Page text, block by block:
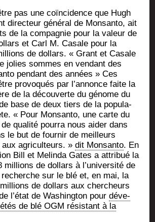
pas une coïn­ci­dence que Hugh
direc­teur géné­ral de Mon­san­to, ait
de la com­pa­gnie pour la valeur de
et Carl M. Casale pour la
de dol­lars. « Grant et Casale
jolies sommes en ven­dant des
pen­dant des années » Ces
pro­vo­qués par l’annonce faite la
de la décou­verte du génome du
base de deux tiers de la popu­la­
« Pour Mon­san­to, une carte du
qua­li­té pour­ra nous aider dans
le but de four­nir de meilleurs
aux agri­cul­teurs. »dit Mon­san­to. En
Bill et Melin­da Gates a attri­bué la
mil­lions de dol­lars à l’université de
sur le blé et, en mai, la
de dol­lars aux cher­cheurs
l’état de Washing­ton pourdéve­
de blé OGM résis­tant à la